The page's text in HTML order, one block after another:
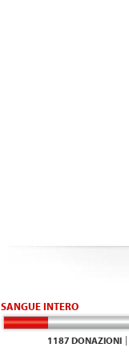
SANGUE INTERO
1187 DONAZIONI